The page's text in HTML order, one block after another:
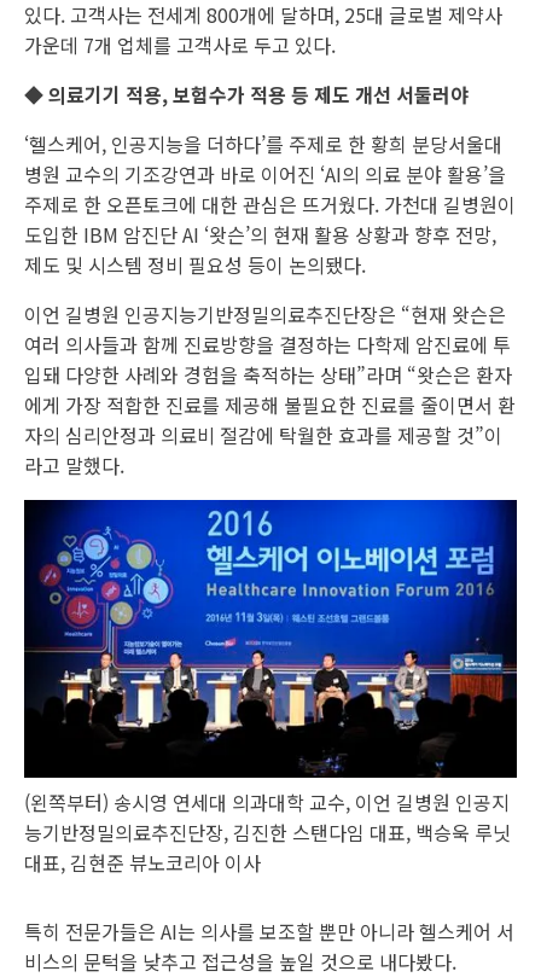
있다. 고객사는 전세계 800개에 달하며, 25대 글로벌 제약사
가운데 7개 업체를 고객사로 두고 있다.
◆ 의료기기 적용, 보험수가 적용 등 제도 개선 서둘러야
‘헬스케어, 인공지능을 더하다’를 주제로 한 황희 분당서울대
병원 교수의 기조강연과 바로 이어진 ‘AI의 의료 분야 활용’을
주제로 한 오픈토크에 대한 관심은 뜨거웠다. 가천대 길병원이
도입한 IBM 암진단 AI ‘왓슨’의 현재 활용 상황과 향후 전망,
제도 및 시스템 정비 필요성 등이 논의됐다.
이언 길병원 인공지능기반정밀의료추진단장은 “현재 왓슨은
여러 의사들과 함께 진료방향을 결정하는 다학제 암진료에 투
입돼 다양한 사례와 경험을 축적하는 상태”라며 “왓슨은 환자
에게 가장 적합한 진료를 제공해 불필요한 진료를 줄이면서 환
자의 심리안정과 의료비 절감에 탁월한 효과를 제공할 것”이
라고 말했다.
(왼쪽부터) 송시영 연세대 의과대학 교수, 이언 길병원 인공지
능기반정밀의료추진단장, 김진한 스탠다임 대표, 백승욱 루닛
대표, 김현준 뷰노코리아 이사
특히 전문가들은 AI는 의사를 보조할 뿐만 아니라 헬스케어 서
비스의 문턱을 낮추고 접근성을 높일 것으로 내다봤다.